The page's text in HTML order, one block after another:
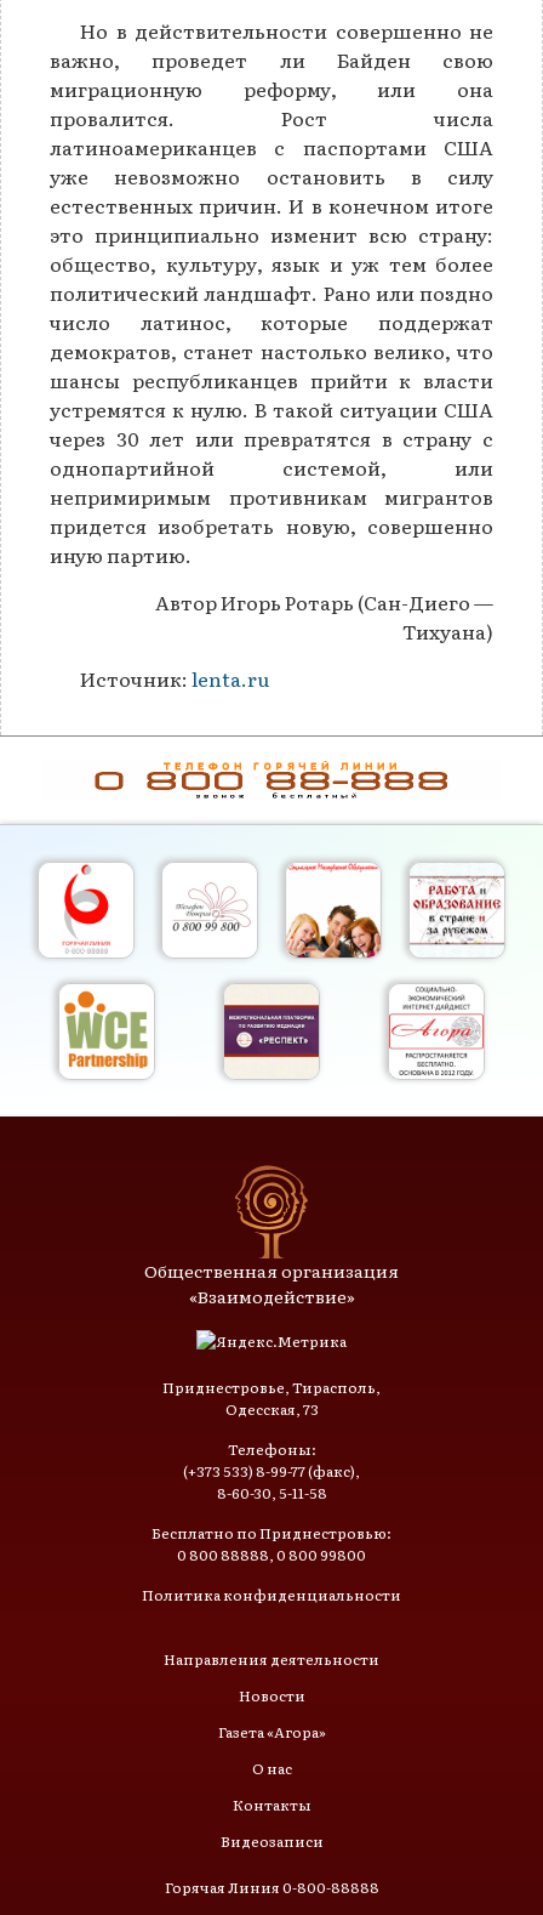
Но в действительности совершенно не
важно, проведет ли Байден свою
миграционную реформу, или она
провалится. Рост числа
латиноамериканцев с паспортами США
уже невозможно остановить в силу
естественных причин. И в конечном итоге
это принципиально изменит всю страну:
общество, культуру, язык и уж тем более
политический ландшафт. Рано или поздно
число латинос, которые поддержат
демократов, станет настолько велико, что
шансы республиканцев прийти к власти
устремятся к нулю. В такой ситуации США
через 30 лет или превратятся в страну с
однопартийной системой, или
непримиримым противникам мигрантов
придется изобретать новую, совершенно
иную партию.
Автор Игорь Ротарь (Сан-Диего —
Тихуана)
Источник: lenta.ru
Общественная организация
«Взаимодействие»
Приднестровье, Тирасполь,
Одесская, 73
Телефоны:
(+373 533) 8-99-77 (факс),
8-60-30, 5-11-58
Бесплатно по Приднестровью:
0 800 88888, 0 800 99800
Политика конфиденциальности
Направления деятельности
Новости
Газета «Агора»
О нас
Контакты
Видеозаписи
Горячая Линия 0-800-88888